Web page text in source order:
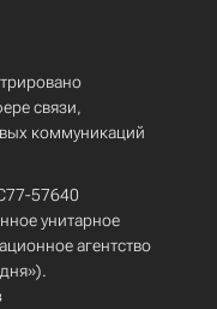
связи,
коммуникаций
57640
унитарное
агентство